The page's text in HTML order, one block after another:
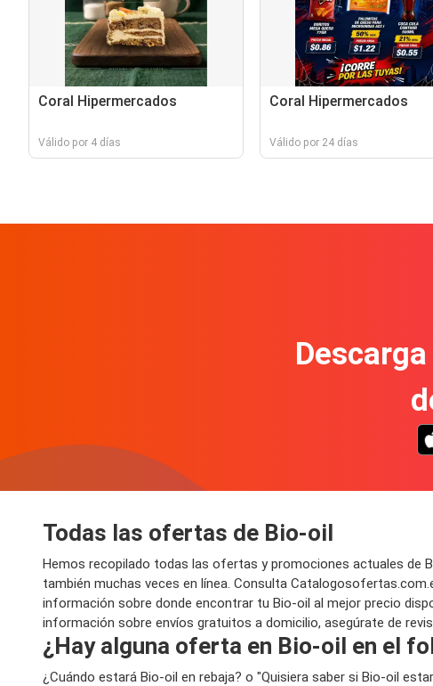
Coral Hipermercados
Válido por 4 días
Coral Hipermercados
Válido por 24 días
Todas las ofertas de Bio-oil
Hemos recopilado todas las ofertas y promociones actuales de
también muchas veces en línea. Consulta
información sobre donde encontrar tu Bio-oil al mejor precio
información sobre envíos gratuitos a domicilio, asegúrate de
¿Hay alguna oferta en Bio-oil en el
¿Cuándo estará Bio-oil en rebaja? o "Quisiera saber si Bio-oil